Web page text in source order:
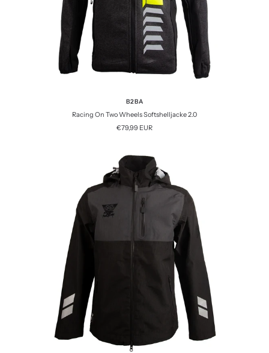
B2BA
Racing On Two Wheels Softshelljacke 2.0
Angebotspreis
€79,99 EUR